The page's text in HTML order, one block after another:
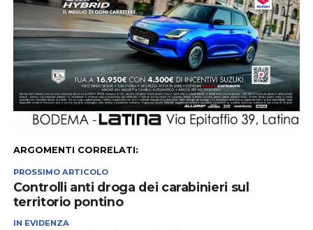
ARGOMENTI CORRELATI:
PROSSIMO ARTICOLO
Controlli anti droga dei carabinieri sul
territorio pontino
IN EVIDENZA